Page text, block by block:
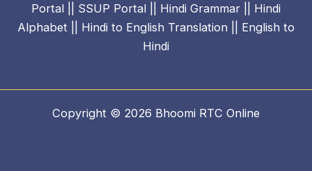
Portal
SSUP Portal Hindi Grammar
Hindi
Alphabet
Hindi to English Translation
English to
Hindi
Copyright © 2026 Bhoomi RTC Online